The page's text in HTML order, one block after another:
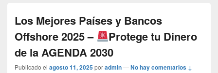
Los Mejores Países y Bancos
Offshore 2025 –
Protege tu Dinero
de la AGENDA 2030
Publicado el agosto 11, 2025poradmin—No hay comentarios ↓